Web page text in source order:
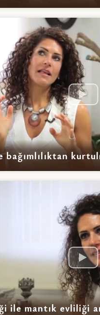
ile mantık evliliği